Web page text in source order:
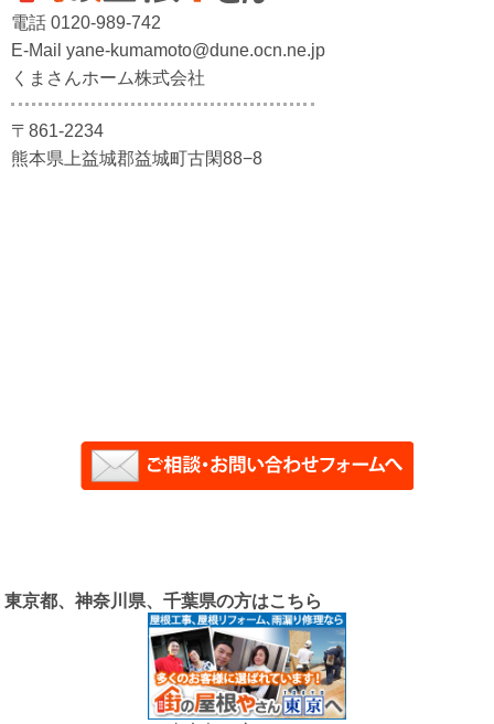
電話 0120-989-742
E-Mail yane-kumamoto@dune.ocn.ne.jp
くまさんホーム株式会社
〒861-2234
熊本県上益城郡益城町古閑88−8
東京都、神奈川県、千葉県の方はこちら